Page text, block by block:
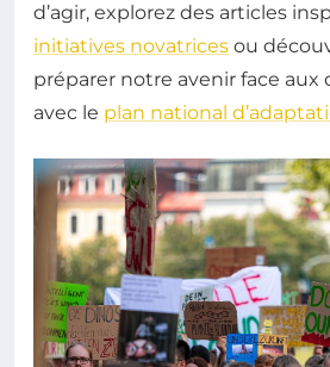
d’agir, explorez des articles
initiatives novatrices ou
préparer notre avenir face aux
avec le plan national